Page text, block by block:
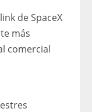
de SpaceX
más
comercial